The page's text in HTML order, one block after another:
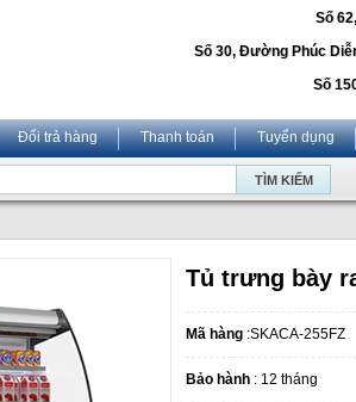
Số
Số 30, Đường Phúc
Số
Đổi trả hàng Thanh toán Tuyển dụng
Tủ trưng bày
Mã hàng :SKACA-255FZ
Bảo hành : 12 tháng